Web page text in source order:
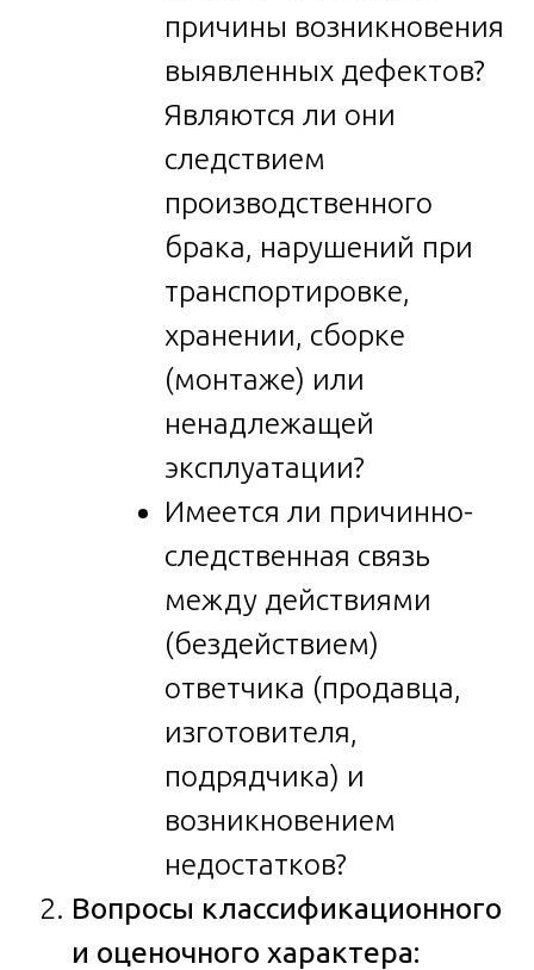
причины возникновения
выявленных дефектов?
Являются ли они
следствием
производственного
брака, нарушений при
транспортировке,
хранении, сборке
(монтаже) или
ненадлежащей
эксплуатации?
Имеется ли причинно-
следственная связь
между действиями
(бездействием)
ответчика (продавца,
изготовителя,
подрядчика) и
возникновением
недостатков?
Вопросы классификационного
и оценочного характера: